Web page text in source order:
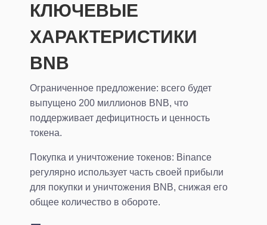
КЛЮЧЕВЫЕ
ХАРАКТЕРИСТИКИ
BNB
Ограниченное предложение: всего будет
выпущено 200 миллионов BNB, что
поддерживает дефицитность и ценность
токена.
Покупка и уничтожение токенов: Binance
регулярно использует часть своей прибыли
для покупки и уничтожения BNB, снижая его
общее количество в обороте.